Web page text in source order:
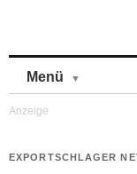
Menü
EXPORTSCHLAGER